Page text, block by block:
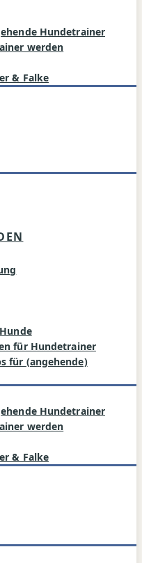
Hundetrainer
werden
& Falke
für Hundetrainer
für (angehende)
Hundetrainer
werden
& Falke